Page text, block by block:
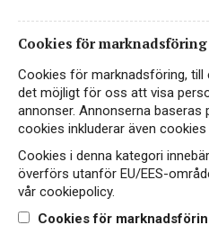
Cafaggio
Cookies för marknadsföring
Cookies för marknadsföring, till
det möjligt för oss att visa
annonser. Annonserna baseras
cookies inkluderar även
Cookies i denna kategori
överförs utanför EU/EES-
vår cookiepolicy.
Cookies för